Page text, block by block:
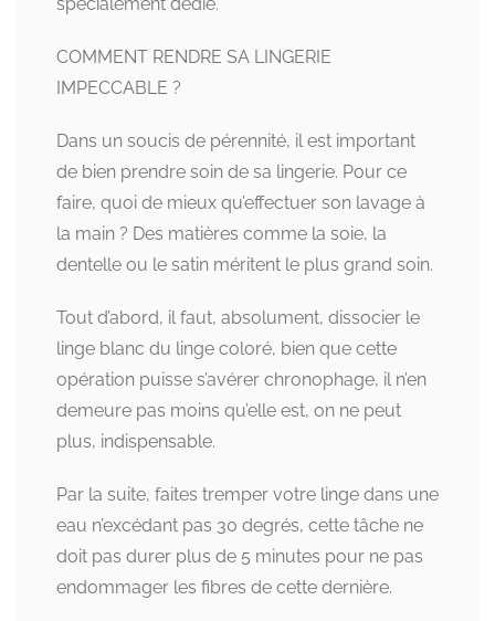
COMMENT RENDRE SA LINGERIE
IMPECCABLE ?
Dans un soucis de pérennité, il est important
de bien prendre soin de sa lingerie. Pour ce
faire, quoi de mieux qu’effectuer son lavage à
la main ? Des matières comme la soie, la
dentelle ou le satin méritent le plus grand soin.
Tout d’abord, il faut, absolument, dissocier le
linge blanc du linge coloré, bien que cette
opération puisse s’avérer chronophage, il n’en
demeure pas moins qu’elle est, on ne peut
plus, indispensable.
Par la suite, faites tremper votre linge dans une
eau n’excédant pas 30 degrés, cette tâche ne
doit pas durer plus de 5 minutes pour ne pas
endommager les fibres de cette dernière.